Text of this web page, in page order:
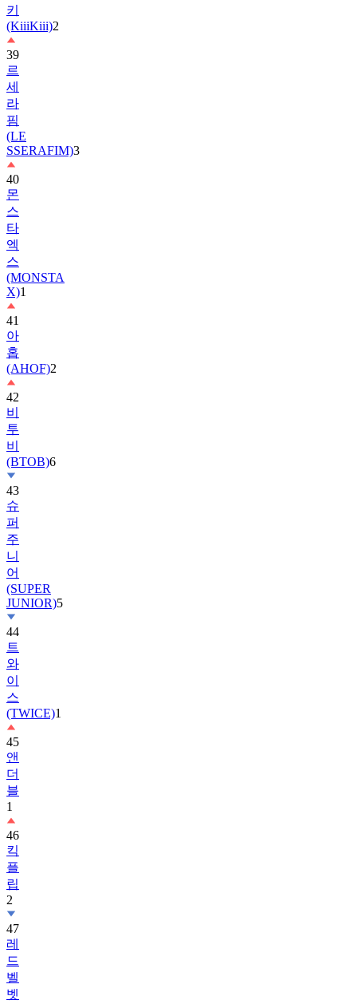
39
르
세
라
핌
(LE
SSERAFIM)
40
몬
스
타
엑
스
(MONSTA
X)
41
아
홉
(AHOF)
42
비
투
비
(BTOB)
43
슈
퍼
주
니
어
(SUPER
JUNIOR)
44
트
와
이
스
(TWICE)
45
앤
더
블
1
46
킥
플
립
2
47
레
드
벨
벳
(Red
Velvet)